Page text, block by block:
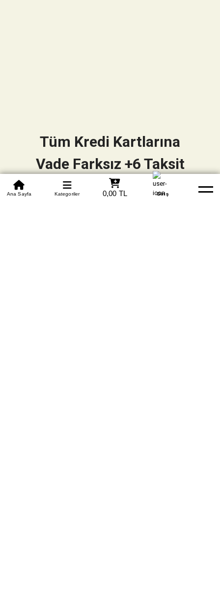
0850 305 09 70
Beden Tablosu Banka Hesapları Whatsapp Yardım
Ana Sayfa Kategoriler 0,00 TL Giriş
Tüm Kredi Kartlarına
Vade Farksız +6 Taksit